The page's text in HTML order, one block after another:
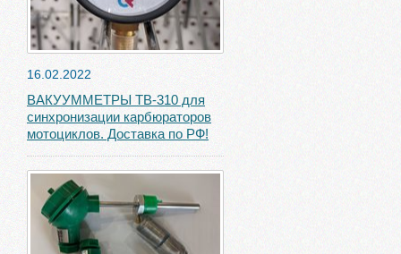
16.02.2022
ВАКУУММЕТРЫ ТВ-310 для
синхронизации карбюраторов
мотоциклов. Доставка по РФ!